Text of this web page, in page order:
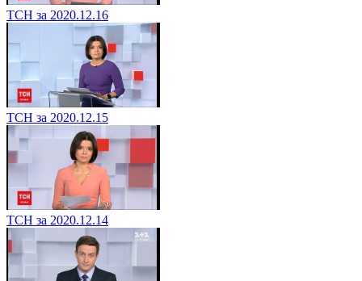
ТСН за 2020.12.16
ТСН за 2020.12.15
ТСН за 2020.12.14